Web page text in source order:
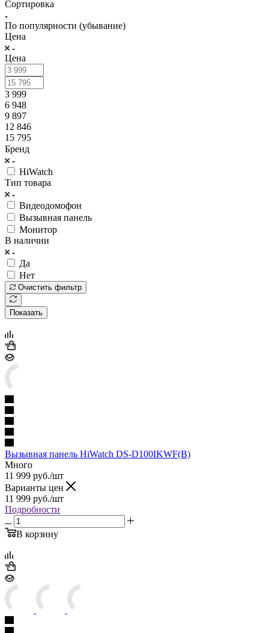
Сортировка
По популярности (убывание)
Цена
Цена
3 999
6 948
9 897
12 846
15 795
Бренд
HiWatch
Тип товара
Видеодомофон
Вызывная панель
Монитор
В наличии
Да
Нет
Очистить фильтр
Показать
Вызывная панель HiWatch DS-D100IKWF(B)
Много
11 999 руб./шт
Варианты цен
11 999 руб./шт
Подробности
В корзину